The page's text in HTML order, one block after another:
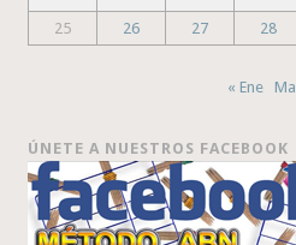
25
26 27 28
« Ene
ÚNETE A NUESTROS FACEBOOK